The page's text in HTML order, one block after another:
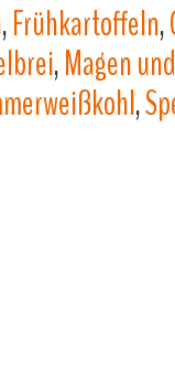
,Frühkartoffeln,
,Magen
,